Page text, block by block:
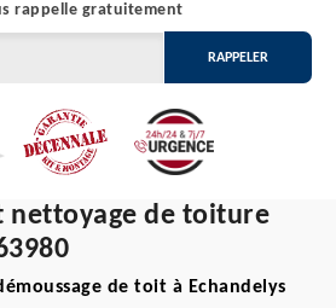
rappelle gratuitement
nettoyage de toiture
de toit à Echandelys